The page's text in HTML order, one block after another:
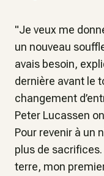
"Je veux me
un nouveau
avais besoin,
dernière avant le
changement
Peter Lucassen
Pour revenir à un
plus de
terre, mon